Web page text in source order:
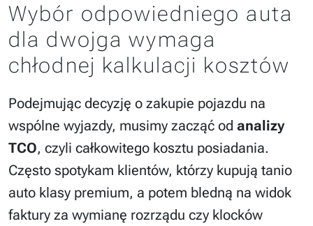
Wybór odpowiedniego auta
dla dwojga wymaga
chłodnej kalkulacji kosztów
Podejmując decyzję o zakupie pojazdu na
wspólne wyjazdy, musimy zacząć od analizy
TCO, czyli całkowitego kosztu posiadania.
Często spotykam klientów, którzy kupują tanio
auto klasy premium, a potem bledną na widok
faktury za wymianę rozrządu czy klocków